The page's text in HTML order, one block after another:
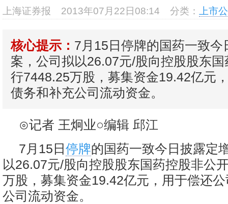
沥
济
上海证券报 2013年07月22日08:14 分类： 上市
核心提示： 7月15日停牌的国药一致今
案，公司拟以26.07元/股向控股股东
行7448.25万股，募集资金19.42亿元
债务和补充公司流动资金。
⊙记者 王炯业○编辑 邱江
7月15日 停牌的国药一致今日披露定
以26.07元/股向控股股东国药控股非公
万股，募集资金19.42亿元，用于偿还
公司流动资金。